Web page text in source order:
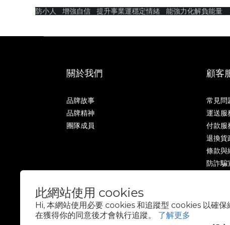
此網站使用 cookies
Hi, 本網站使用必要 cookies 和追蹤型 cookies 以確保
在獲得你的同意後才會執行追蹤。 了解更多
防小人 增強自信 提升事業運穩定情緒 能強力化解負能
關於我們
品牌故事
品牌精神
團隊成員
顧客
常見問
運送服
付款服
退換貨
條款與
防詐騙